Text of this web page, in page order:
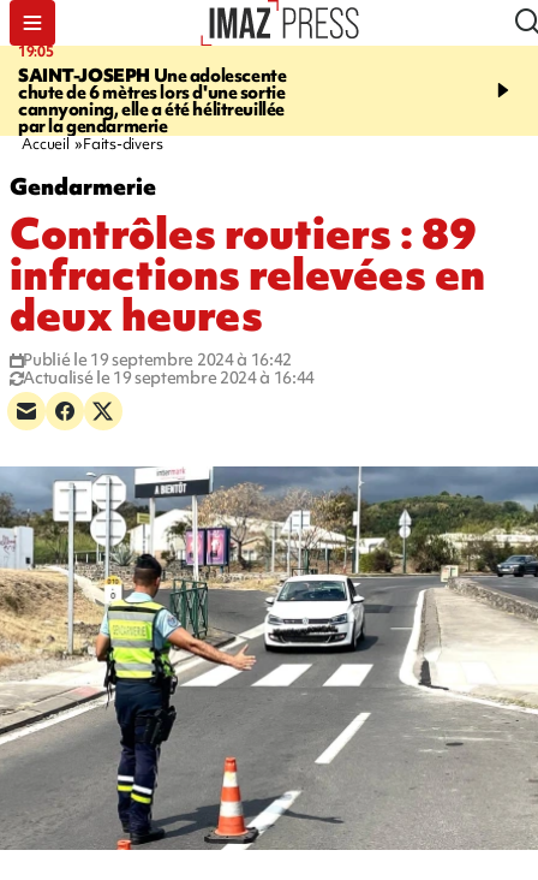
19:05
SAINT-JOSEPH Une adolescente
chute de 6 mètres lors d'une sortie
cannyoning, elle a été hélitreuillée
par la gendarmerie
20:44
rouée de coups,
Accueil Faits-divers
Gendarmerie
Contrôles routiers : 89
infractions relevées en
deux heures
Publié le 19 septembre 2024 à 16:42
Actualisé le 19 septembre 2024 à 16:44